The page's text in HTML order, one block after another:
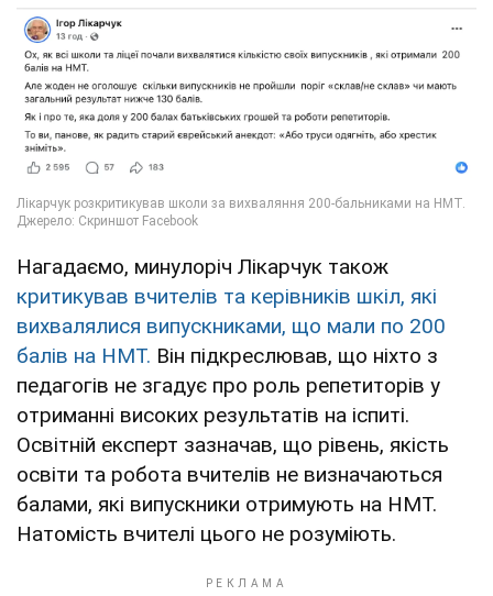
Нагадаємо, минулоріч Лікарчук також
критикував вчителів та керівників шкіл, які
вихвалялися випускниками, що мали по 200
балів на НМТ. Він підкреслював, що ніхто з
педагогів не згадує про роль репетиторів у
отриманні високих результатів на іспиті.
Освітній експерт зазначав, що рівень, якість
освіти та робота вчителів не визначаються
балами, які випускники отримують на НМТ.
Натомість вчителі цього не розуміють.